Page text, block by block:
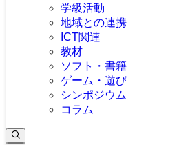
学級活動
地域との連携
ICT関連
教材
ソフト・書籍
ゲーム・遊び
シンポジウム
コラム